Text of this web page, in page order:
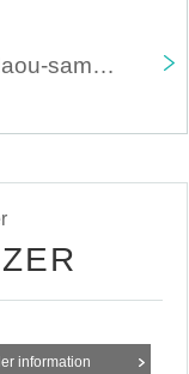
Oct. 11th 12:00 Vicoroad #11 "Reincarnation♡Me and Maou-sama!! -Smiling Ver.-"
information